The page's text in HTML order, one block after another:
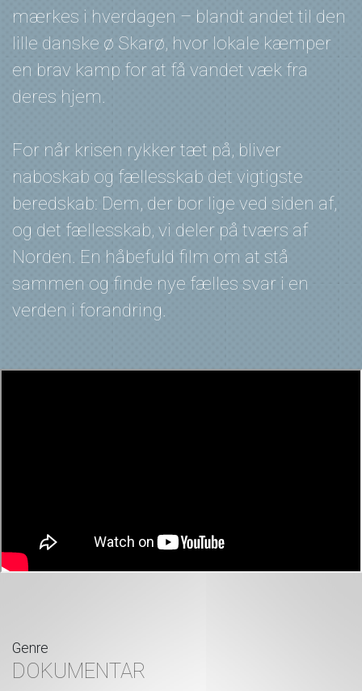
mærkes i hverdagen – blandt andet til den
lille danske ø Skarø, hvor lokale kæmper
en brav kamp for at få vandet væk fra
deres hjem.
For når krisen rykker tæt på, bliver
naboskab og fællesskab det vigtigste
beredskab: Dem, der bor lige ved siden af,
og det fællesskab, vi deler på tværs af
Norden. En håbefuld film om at stå
sammen og finde nye fælles svar i en
verden i forandring.
Genre
DOKUMENTAR